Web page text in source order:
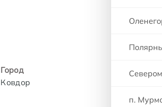
Город
Ковдор
п.